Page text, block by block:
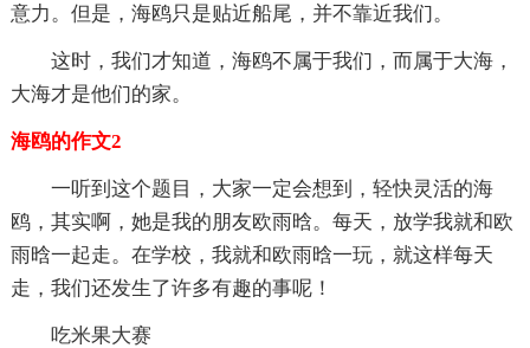
意力。但是，海鸥只是贴近船尾，并不靠近我们。
这时，我们才知道，海鸥不属于我们，而属于大海，
大海才是他们的家。
海鸥的作文2
一听到这个题目，大家一定会想到，轻快灵活的海
鸥，其实啊，她是我的朋友欧雨晗。每天，放学我就和欧
雨晗一起走。在学校，我就和欧雨晗一玩，就这样每天
走，我们还发生了许多有趣的事呢！
吃米果大赛